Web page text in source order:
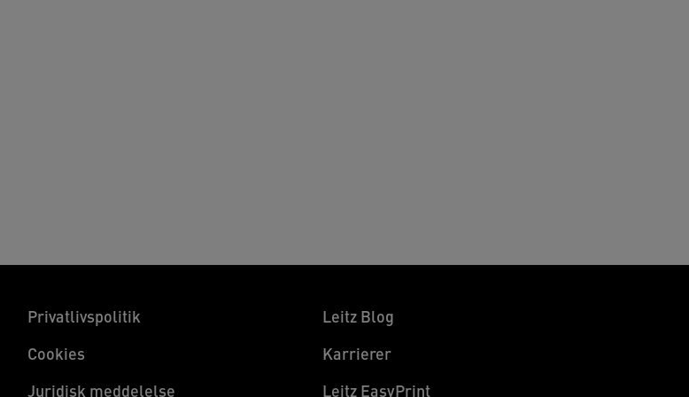
Privatlivspolitik
Cookies
Juridisk meddelelse
Leitz Blog
Karrierer
Leitz EasyPrint